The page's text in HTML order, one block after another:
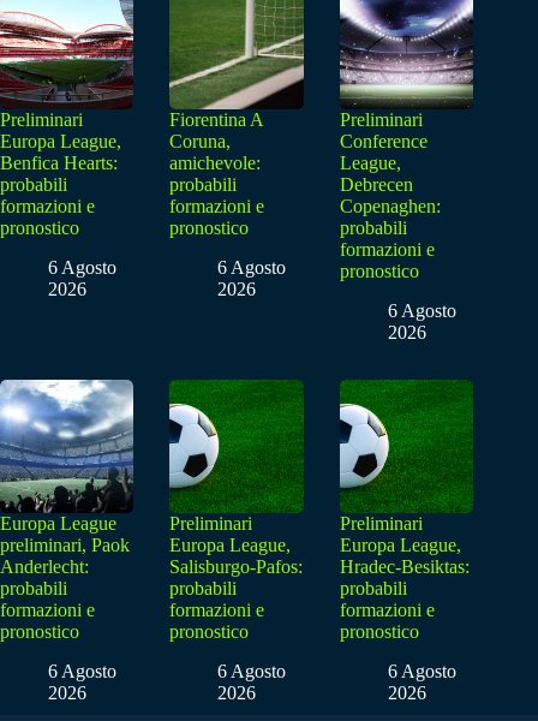
Preliminari
Europa League,
Benfica Hearts:
probabili
formazioni e
pronostico
6 Agosto
2026
Fiorentina A
Coruna,
amichevole:
probabili
formazioni e
pronostico
6 Agosto
2026
Preliminari
Conference
League,
Debrecen
Copenaghen:
probabili
formazioni e
pronostico
6 Agosto
2026
Europa League
preliminari, Paok
Anderlecht:
probabili
formazioni e
pronostico
6 Agosto
2026
Preliminari
Europa League,
Salisburgo-Pafos:
probabili
formazioni e
pronostico
6 Agosto
2026
Preliminari
Europa League,
Hradec-Besiktas:
probabili
formazioni e
pronostico
6 Agosto
2026